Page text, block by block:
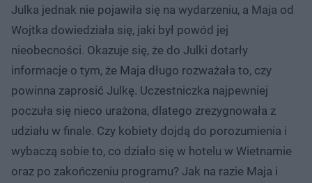
Julka jednak nie pojawiła się na wydarzeniu, a Maja od
Wojtka dowiedziała się, jaki był powód jej
nieobecności. Okazuje się, że do Julki dotarły
informacje o tym, że Maja długo rozważała to, czy
powinna zaprosić Julkę. Uczestniczka najpewniej
poczuła się nieco urażona, dlatego zrezygnowała z
udziału w finale. Czy kobiety dojdą do porozumienia i
wybaczą sobie to, co działo się w hotelu w Wietnamie
oraz po zakończeniu programu? Jak na razie Maja i